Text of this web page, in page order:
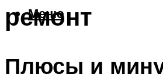
Меню
ремонт
Плюсы и